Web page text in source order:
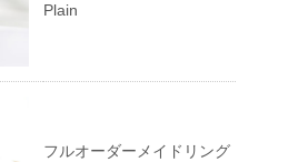
Plain
フルオーダーメイドリング